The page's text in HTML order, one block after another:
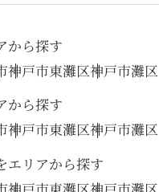
から探す
神戸市東灘区神戸市灘区
から探す
神戸市東灘区神戸市灘区
エリアから探す